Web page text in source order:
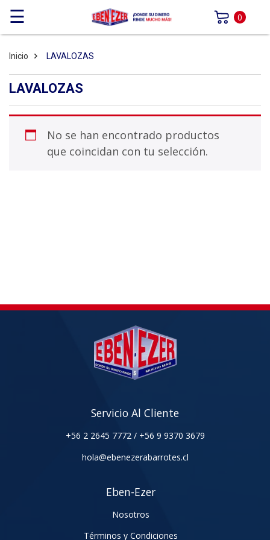
☰ 0
Inicio LAVALOZAS
LAVALOZAS
No se han encontrado productos
que coincidan con tu selección.
Servicio Al Cliente
+56 2 2645 7772 / +56 9 9370 3679
hola@ebenezerabarrotes.cl
Eben-Ezer
Nosotros
Términos y Condiciones